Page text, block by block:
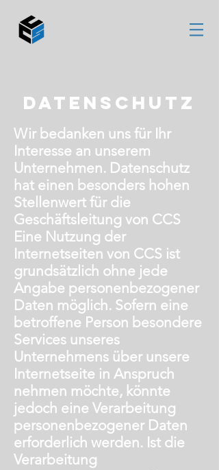
DATENSCHUTZ
Wir bedanken uns für Ihr
Interesse an unserem
Unternehmen. Datenschutz
hat einen besonders hohen
Stellenwert für die
Geschäftsleitung von CCS
Eine Nutzung der
Internetseiten von CCS ist
grundsätzlich ohne jede
Angabe personenbezogener
Daten möglich. Sofern eine
betroffene Person besondere
Services unseres
Unternehmens über unsere
Internetseite in Anspruch
nehmen möchte, könnte
jedoch eine Verarbeitung
personenbezogener Daten
erforderlich werden. Ist die
Verarbeitung